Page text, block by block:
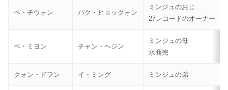
ペ・チウォン パク・ヒョックォン
ミンジュのおじ
27レコードのオーナー
ペ・ミヨン チャン・ヘジン
ミンジュの母
水商売
クォン・ドフン イ・ミング ミンジュの弟